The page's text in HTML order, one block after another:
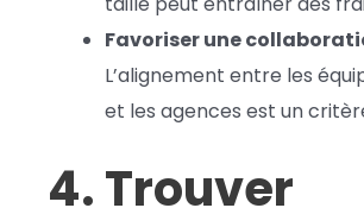
Favoriser une
L’alignement entre les
et les agences est un
4. Trouver